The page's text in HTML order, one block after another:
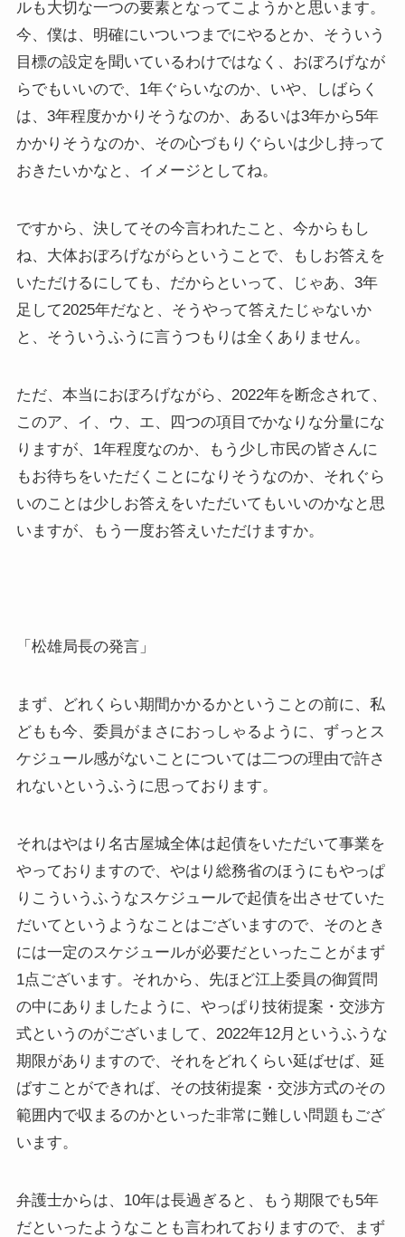
ルも大切な一つの要素となってこようかと思います。
今、僕は、明確にいついつまでにやるとか、そういう
目標の設定を聞いているわけではなく、おぼろげなが
らでもいいので、1年ぐらいなのか、いや、しばらく
は、3年程度かかりそうなのか、あるいは3年から5年
かかりそうなのか、その心づもりぐらいは少し持って
おきたいかなと、イメージとしてね。
ですから、決してその今言われたこと、今からもし
ね、大体おぼろげながらということで、もしお答えを
いただけるにしても、だからといって、じゃあ、3年
足して2025年だなと、そうやって答えたじゃないか
と、そういうふうに言うつもりは全くありません。
ただ、本当におぼろげながら、2022年を断念されて、
このア、イ、ウ、エ、四つの項目でかなりな分量にな
りますが、1年程度なのか、もう少し市民の皆さんに
もお待ちをいただくことになりそうなのか、それぐら
いのことは少しお答えをいただいてもいいのかなと思
いますが、もう一度お答えいただけますか。
「松雄局長の発言」
まず、どれくらい期間かかるかということの前に、私
どもも今、委員がまさにおっしゃるように、ずっとス
ケジュール感がないことについては二つの理由で許さ
れないというふうに思っております。
それはやはり名古屋城全体は起債をいただいて事業を
やっておりますので、やはり総務省のほうにもやっぱ
りこういうふうなスケジュールで起債を出させていた
だいてというようなことはございますので、そのとき
には一定のスケジュールが必要だといったことがまず
1点ございます。それから、先ほど江上委員の御質問
の中にありましたように、やっぱり技術提案・交渉方
式というのがございまして、2022年12月というふうな
期限がありますので、それをどれくらい延ばせば、延
ばすことができれば、その技術提案・交渉方式のその
範囲内で収まるのかといった非常に難しい問題もござ
います。
弁護士からは、10年は長過ぎると、もう期限でも5年
だといったようなことも言われておりますので、まず